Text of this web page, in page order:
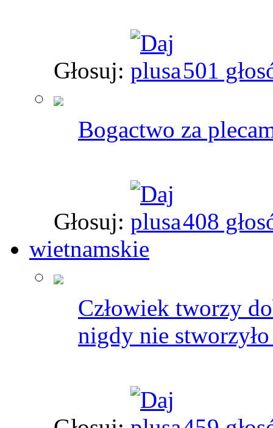
Głosuj: 501
Bogactwo za
Głosuj:
408
wietnamskie
Człowiek tworzy
nigdy nie